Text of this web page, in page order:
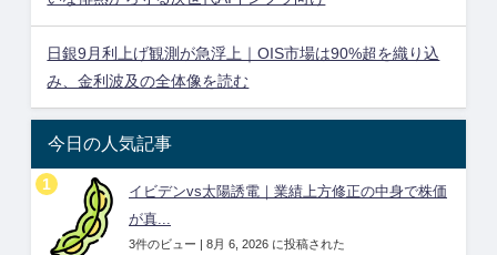
日銀9月利上げ観測が急浮上｜OIS市場は90%超を織り込
み、金利波及の全体像を読む
今日の人気記事
イビデンvs太陽誘電｜業績上方修正の中身で株価
が真...
3件のビュー | 8月 6, 2026 に投稿された